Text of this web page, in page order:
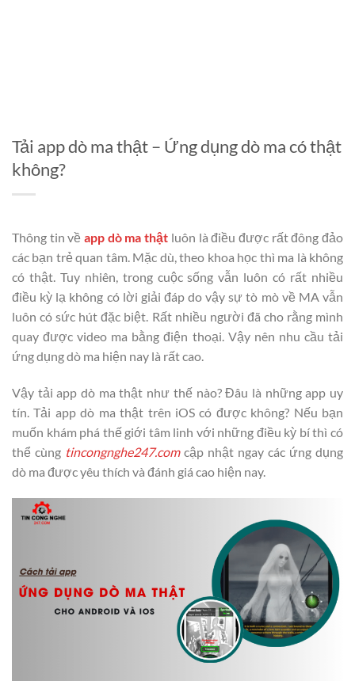
Tải app dò ma thật – Ứng dụng dò ma có thật
không?
Thông tin vềapp dò ma thật luôn là điều được rất đông đảo
các bạn trẻ quan tâm. Mặc dù, theo khoa học thì ma là không
có thật. Tuy nhiên, trong cuộc sống vẫn luôn có rất nhiều
điều kỳ lạ không có lời giải đáp do vậy sự tò mò về MA vẫn
luôn có sức hút đặc biệt. Rất nhiều người đã cho rằng mình
quay được video ma bằng điện thoại. Vậy nên nhu cầu tải
ứng dụng dò ma hiện nay là rất cao.
Vậy tải app dò ma thật như thế nào? Đâu là những app uy
tín. Tải app dò ma thật trên iOS có được không? Nếu bạn
muốn khám phá thế giới tâm linh với những điều kỳ bí thì có
thể cùng tincongnghe247.comcập nhật ngay các ứng dụng
dò ma được yêu thích và đánh giá cao hiện nay.